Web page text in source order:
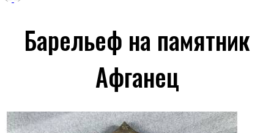
Барельеф на памятник
Афганец